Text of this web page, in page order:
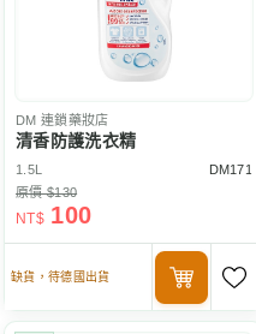
DM 連鎖藥妝店
清香防護洗衣精
1.5L
DM171
原價 $130
NT$ 100
缺貨，待德國出貨